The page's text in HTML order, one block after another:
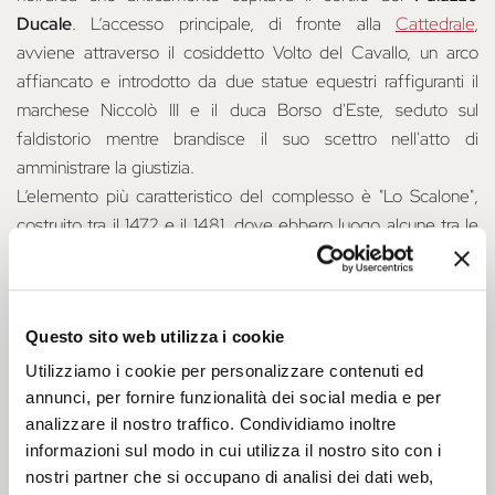
Questo sito web utilizza i cookie
Utilizziamo i cookie per personalizzare contenuti ed
annunci, per fornire funzionalità dei social media e per
analizzare il nostro traffico. Condividiamo inoltre
informazioni sul modo in cui utilizza il nostro sito con i
nostri partner che si occupano di analisi dei dati web,
Ducale. L’accesso principale, di fronte alla Cattedrale,
avviene attraverso il cosiddetto Volto del Cavallo, un arco
affiancato e introdotto da due statue equestri raffiguranti il
marchese Niccolò III e il duca Borso d'Este, seduto sul
faldistorio mentre brandisce il suo scettro nell'atto di
amministrare la giustizia.
L’elemento più caratteristico del complesso è "Lo Scalone",
costruito tra il 1472 e il 1481, dove ebbero luogo alcune tra le
prime rappresentazioni sceniche del Rinascimento, che videro
Palazzo Ducale
Il Palazzo Ducale Estense fu edificato nel XIII secolo mentre la
contemporanea costruzione della nuovaCattedralefavoriva
la definizione del centro del potere cittadino. Nel tempo, il
nucleo originario dell’edificio subì diverse trasformazioni fino a